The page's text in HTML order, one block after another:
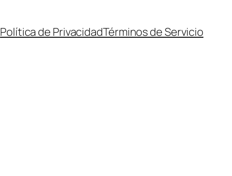
Política de PrivacidadTérminos de Servicio